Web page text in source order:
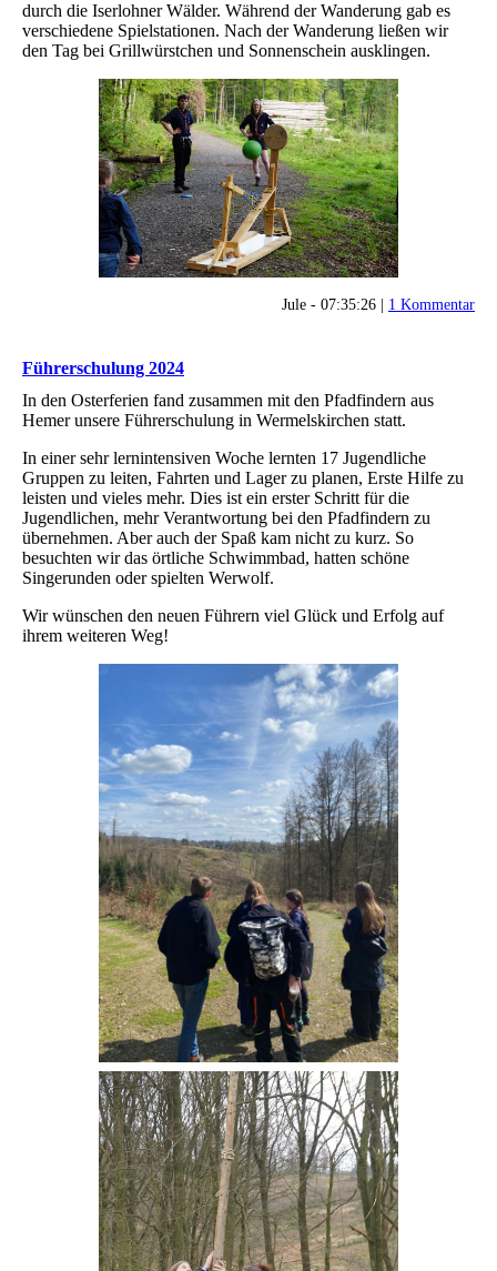
durch die Iserlohner Wälder. Während der Wanderung gab es
verschiedene Spielstationen. Nach der Wanderung ließen wir
den Tag bei Grillwürstchen und Sonnenschein ausklingen.
Jule - 07:35:26 | 1 Kommentar
Führerschulung 2024
In den Osterferien fand zusammen mit den Pfadfindern aus
Hemer unsere Führerschulung in Wermelskirchen statt.
In einer sehr lernintensiven Woche lernten 17 Jugendliche
Gruppen zu leiten, Fahrten und Lager zu planen, Erste Hilfe zu
leisten und vieles mehr. Dies ist ein erster Schritt für die
Jugendlichen, mehr Verantwortung bei den Pfadfindern zu
übernehmen. Aber auch der Spaß kam nicht zu kurz. So
besuchten wir das örtliche Schwimmbad, hatten schöne
Singerunden oder spielten Werwolf.
Wir wünschen den neuen Führern viel Glück und Erfolg auf
ihrem weiteren Weg!